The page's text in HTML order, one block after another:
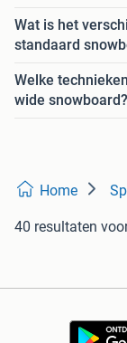
Wat is het
standaard
Welke
wide snowboard?
Home
40 resultaten